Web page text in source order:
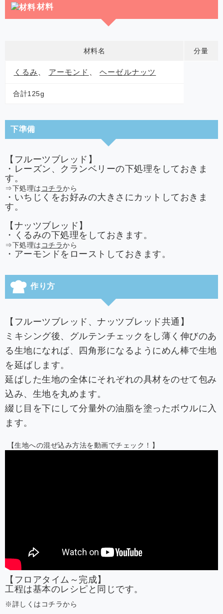
材料
材料名 分量
くるみ アーモンド ヘーゼルナッツ
合計125g
下準備
【フルーツブレッド】
・レーズン、クランベリーの下処理をしておきま
す。
⇒下処理は コチラから
・いちじくをお好みの大きさにカットしておきま
す。
【ナッツブレッド】
・くるみの下処理をしておきます。
⇒下処理は コチラから
・アーモンドをローストしておきます。
作り方
【フルーツブレッド、ナッツブレッド共通】
ミキシング後、グルテンチェックをし薄く伸びのあ
る生地になれば、四角形になるようにめん棒で生地
を延ばします。
延ばした生地の全体にそれぞれの具材をのせて包み
込み、生地を丸めます。
綴じ目を下にして分量外の油脂を塗ったボウルに入
ます。
【生地への混ぜ込み方法を動画でチェック！】
【フロアタイム～完成】
工程は基本のレシピと同じです。
※詳しくは コチラから